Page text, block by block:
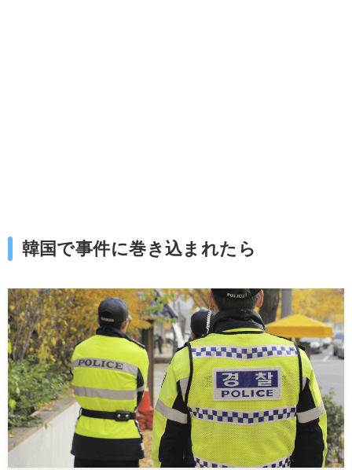
韓国で事件に巻き込まれたら